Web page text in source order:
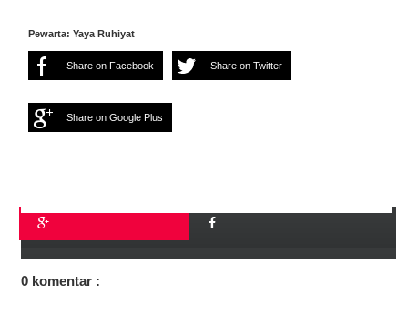
Pewarta: Yaya Ruhiyat
Share on Facebook Share on Twitter
Share on Google Plus
0 komentar :